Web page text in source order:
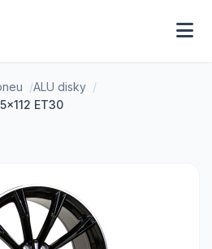
ALU disky
ET30